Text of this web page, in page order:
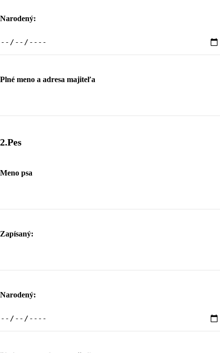
Narodený:
Plné meno a adresa majiteľa
2.Pes
Meno psa
Zapísaný:
Narodený: